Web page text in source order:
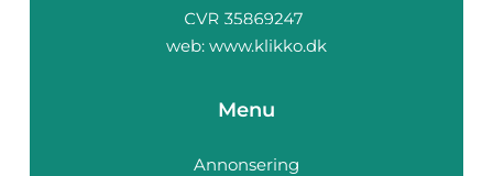
web: www.klikko.dk
Menu
Annonsering